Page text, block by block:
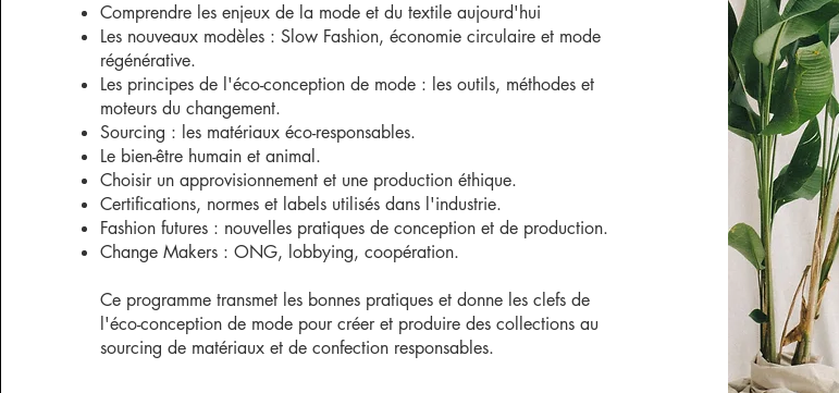
Comprendre les enjeux de la mode et du textile aujourd'hui
Les nouveaux modèles : Slow Fashion, économie circulaire et mode
régénérative.
Les principes de l'éco-conception de mode : les outils, méthodes et
moteurs du changement.
Sourcing : les matériaux éco-responsables.
Le bien-être humain et animal.
Choisir un approvisionnement et une production éthique.
Certifications, normes et labels utilisés dans l'industrie.
Fashion futures : nouvelles pratiques de conception et de production.
Change Makers : ONG, lobbying, coopération.
Ce programme transmet les bonnes pratiques et donne les clefs de
l'éco-conception de mode pour créer et produire des collections au
sourcing de matériaux et de confection responsables.